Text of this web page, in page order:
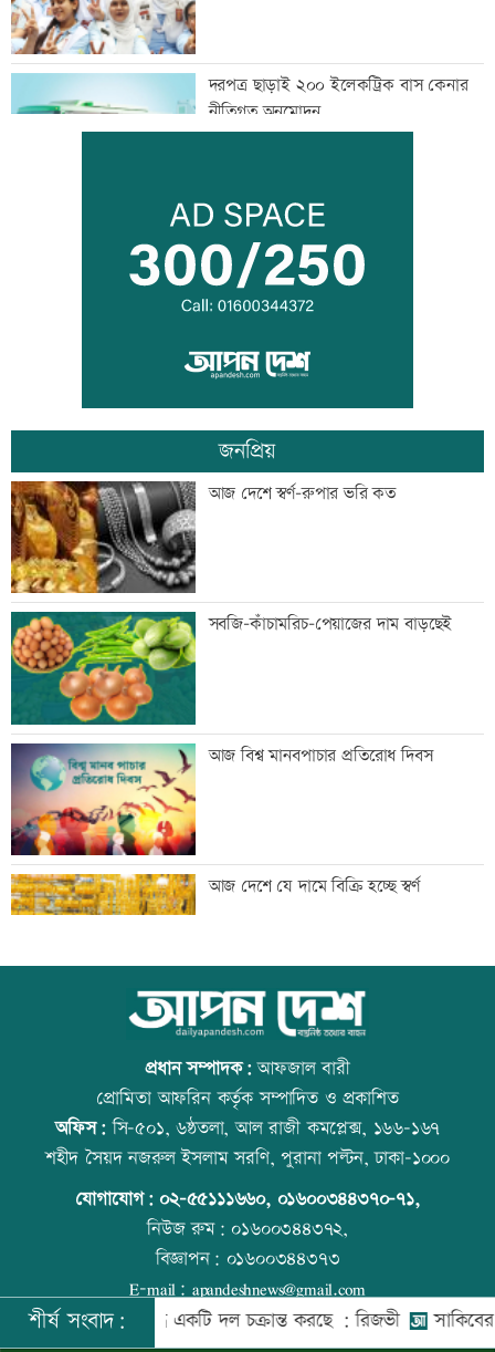
দরপত্র ছাড়াই ২০০ ইলেকট্রিক বাস কেনার
নীতিগত অনুমোদন
তনু হত্যার আসামি সাবেক সেনাসদস্য
হাফিজুরকে আত্মসমর্পণের নির্দেশ
দুদকের মামলায় ঢাকা ব্যাংকের ৪ কর্মকর্তার
কারাদণ্ড
জিয়াউর রহমান দেশে প্রথম সবুজ বিপ্লবের
ডাক দিয়েছিলেন: পরিবেশমন্ত্রী
প্রথম শ্রেণিতে ভর্তি লটারিতে
মেঘনার ভাঙনরোধে জিও ব্যাগ প্রকল্পে
অনিয়ম, এলাকাবাসীর মানববন্ধন
বাংলাদেশি পাঁচ হাজার কৃষি শ্রমিক নেবে
ওমান
স্বর্ণ খাতকে আনুষ্ঠানিক কাঠামোয় আনছে
সরকার, মতামত চাইল মন্ত্রণালয়
গবেষণা-দক্ষতা উন্নয়নে বাংলাদেশ-অস্ট্রেলিয়ার
নতুন উদ্যোগ
বিমানবন্দরে বাড়ছে নিরাপত্তা, বসছে অ্যান্টি-
ড্রোন সিস্টেম
জনপ্রিয়
আজ দেশে স্বর্ণ-রুপার ভরি কত
সবজি-কাঁচামরিচ-পেয়াজের দাম বাড়ছেই
আজ বিশ্ব মানবপাচার প্রতিরোধ দিবস
আজ দেশে যে দামে বিক্রি হচ্ছে স্বর্ণ
আজ বিশ্ব বন্ধু দিবস
প্রতিমন্ত্রীকে ঘিরে ভাইরাল ভিডিওতে ছবি
জুড়ে অপপ্রচার: এলিন
বিশ্ব মাতৃদুগ্ধ দিবস আজ
প্রধান সম্পাদক:আফজাল বারী
প্রোমিতা আফরিন কর্তৃক সম্পাদিত ও প্রকাশিত
অফিস:সি-৫০১, ৬ষ্ঠতলা, আল রাজী কমপ্লেক্স, ১৬৬-১৬৭
শহীদ সৈয়দ নজরুল ইসলাম সরণি, পুরানা পল্টন, ঢাকা-১০০০
যোগাযোগ: ০২-৫৫১১১৬৬০, ০১৬০০৩৪৪৩৭০-৭১,
নিউজ রুম:০১৬০০৩৪৪৩৭২,
বিজ্ঞাপন: ০১৬০০৩৪৪৩৭৩
E-mail: apandeshnews@gmail.com
©২০২৬ |আপন দেশ ডটকমকর্তৃক সর্বসত্ব ® সংরক্ষিত | উন্নয়নে
শীর্ষ সংবাদ:
দেশের বিরুদ্ধে একটি দল চক্রান্ত করছে : রিজভী সাকিবের